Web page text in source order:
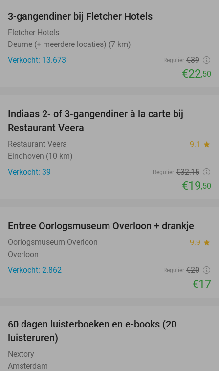
3-gangendiner bij Fletcher Hotels
Fletcher Hotels
Deurne (+ meerdere locaties) (7 km)
Verkocht: 13.673
Regulier €39
€22,50
Indiaas 2- of 3-gangendiner à la carte bij
Restaurant Veera
Restaurant Veera 9.1 star
Eindhoven (10 km)
Verkocht: 39
Regulier €32,15
€19,50
15%
Entree Oorlogsmuseum Overloon + drankje
Oorlogsmuseum Overloon 9.9 star
Overloon
Verkocht: 2.862
Regulier €20
€17
60 dagen luisterboeken en e-books (20
luisteruren)
Nextory
Amsterdam